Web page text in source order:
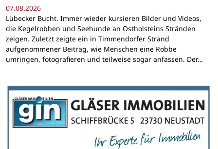
07.08.2026
Lübecker Bucht. Immer wieder kursieren Bilder und Videos,
die Kegelrobben und Seehunde an Ostholsteins Stränden
zeigen. Zuletzt zeigte ein in Timmendorfer Strand
aufgenommener Beitrag, wie Menschen eine Robbe
umringen, fotografieren und teilweise sogar anfassen. Der…